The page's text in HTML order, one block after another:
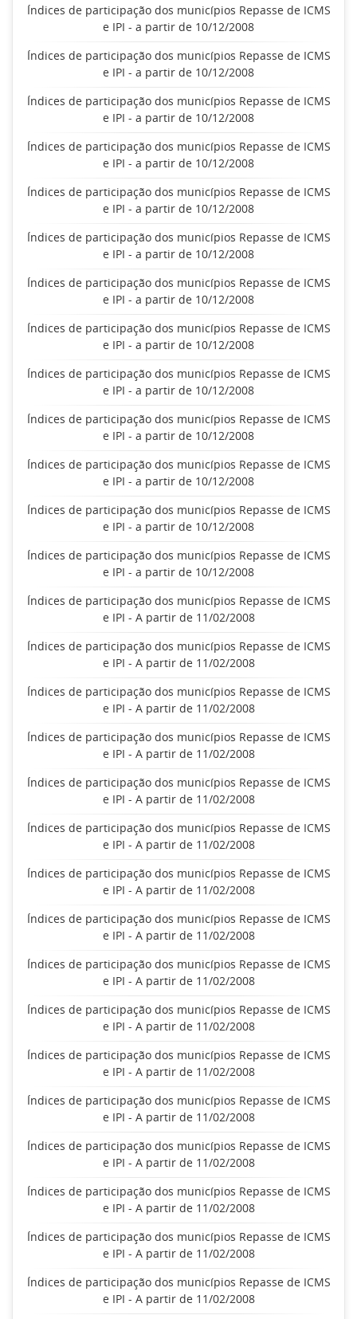
Índices de participação dos municípios Repasse de ICMS
e IPI - a partir de 10/12/2008
Índices de participação dos municípios Repasse de ICMS
e IPI - a partir de 10/12/2008
Índices de participação dos municípios Repasse de ICMS
e IPI - a partir de 10/12/2008
Índices de participação dos municípios Repasse de ICMS
e IPI - a partir de 10/12/2008
Índices de participação dos municípios Repasse de ICMS
e IPI - a partir de 10/12/2008
Índices de participação dos municípios Repasse de ICMS
e IPI - a partir de 10/12/2008
Índices de participação dos municípios Repasse de ICMS
e IPI - a partir de 10/12/2008
Índices de participação dos municípios Repasse de ICMS
e IPI - a partir de 10/12/2008
Índices de participação dos municípios Repasse de ICMS
e IPI - a partir de 10/12/2008
Índices de participação dos municípios Repasse de ICMS
e IPI - a partir de 10/12/2008
Índices de participação dos municípios Repasse de ICMS
e IPI - a partir de 10/12/2008
Índices de participação dos municípios Repasse de ICMS
e IPI - a partir de 10/12/2008
Índices de participação dos municípios Repasse de ICMS
e IPI - a partir de 10/12/2008
Índices de participação dos municípios Repasse de ICMS
e IPI - A partir de 11/02/2008
Índices de participação dos municípios Repasse de ICMS
e IPI - A partir de 11/02/2008
Índices de participação dos municípios Repasse de ICMS
e IPI - A partir de 11/02/2008
Índices de participação dos municípios Repasse de ICMS
e IPI - A partir de 11/02/2008
Índices de participação dos municípios Repasse de ICMS
e IPI - A partir de 11/02/2008
Índices de participação dos municípios Repasse de ICMS
e IPI - A partir de 11/02/2008
Índices de participação dos municípios Repasse de ICMS
e IPI - A partir de 11/02/2008
Índices de participação dos municípios Repasse de ICMS
e IPI - A partir de 11/02/2008
Índices de participação dos municípios Repasse de ICMS
e IPI - A partir de 11/02/2008
Índices de participação dos municípios Repasse de ICMS
e IPI - A partir de 11/02/2008
Índices de participação dos municípios Repasse de ICMS
e IPI - A partir de 11/02/2008
Índices de participação dos municípios Repasse de ICMS
e IPI - A partir de 11/02/2008
Índices de participação dos municípios Repasse de ICMS
e IPI - A partir de 11/02/2008
Índices de participação dos municípios Repasse de ICMS
e IPI - A partir de 11/02/2008
Índices de participação dos municípios Repasse de ICMS
e IPI - A partir de 11/02/2008
Índices de participação dos municípios Repasse de ICMS
e IPI - A partir de 11/02/2008